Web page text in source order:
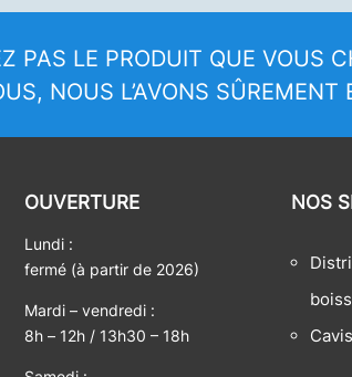
PAS LE PRODUIT QUE VOUS
NOUS L’AVONS SÛREMENT
OUVERTURE
Lundi :
fermé (à partir de 2026)
Mardi – vendredi :
8h – 12h / 13h30 – 18h
NOS